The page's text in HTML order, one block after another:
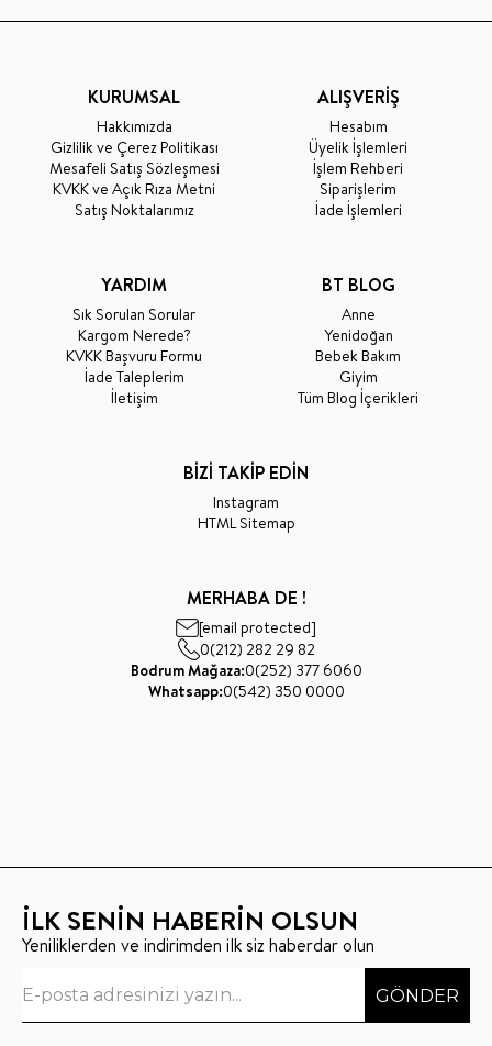
KURUMSAL
Hakkımızda
Gizlilik ve Çerez Politikası
Mesafeli Satış Sözleşmesi
KVKK ve Açık Rıza Metni
Satış Noktalarımız
ALIŞVERİŞ
Hesabım
Üyelik İşlemleri
İşlem Rehberi
Siparişlerim
İade İşlemleri
YARDIM
Sık Sorulan Sorular
Kargom Nerede?
KVKK Başvuru Formu
İade Taleplerim
İletişim
BT BLOG
Anne
Yenidoğan
Bebek Bakım
Giyim
Tüm Blog İçerikleri
BİZİ TAKİP EDİN
Instagram
HTML Sitemap
MERHABA DE !
[email protected]
0(212) 282 29 82
Bodrum Mağaza:0(252) 377 6060
Whatsapp:0(542) 350 0000
İLK SENİN HABERİN OLSUN
Yeniliklerden ve indirimden ilk siz haberdar olun
GÖNDER